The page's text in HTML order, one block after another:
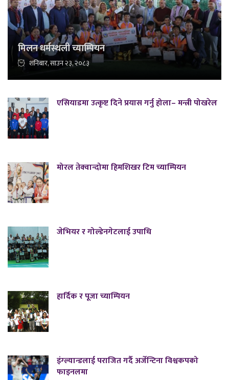
मिलन धर्मस्थली च्याम्पियन
शनिबार, साउन २३, २०८३
एसियाडमा उत्कृष्ट दिने प्रयास गर्नु होला– मन्त्री पोखरेल
मोरल तेक्वान्दोमा हिमशिखर टिम च्याम्पियन
जेभियर र गोल्डेनगेटलाई उपाधि
हार्दिक र पूजा च्याम्पियन
इंग्ल्यान्डलाई पराजित गर्दै अर्जेन्टिना विश्वकपको
फाइनलमा